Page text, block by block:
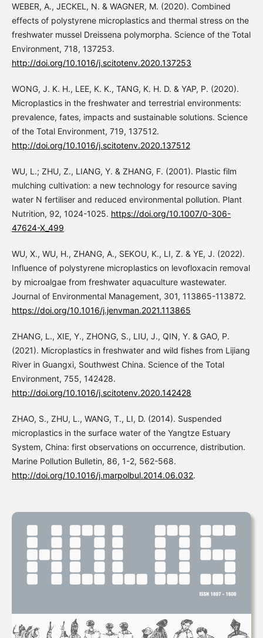
WEBER, A., JECKEL, N. & WAGNER, M. (2020). Combined
effects of polystyrene microplastics and thermal stress on the
freshwater mussel Dreissena polymorpha. Science of the Total
Environment, 718, 137253.
http://doi.org/10.1016/j.scitotenv.2020.137253
WONG, J. K. H., LEE, K. K., TANG, K. H. D. & YAP, P. (2020).
Microplastics in the freshwater and terrestrial environments:
prevalence, fates, impacts and sustainable solutions. Science
of the Total Environment, 719, 137512.
http://doi.org/10.1016/j.scitotenv.2020.137512
WU, L.; ZHU, Z., LIANG, Y. & ZHANG, F. (2001). Plastic film
mulching cultivation: a new technology for resource saving
water N fertiliser and reduced environmental pollution. Plant
Nutrition, 92, 1024-1025. https://doi.org/10.1007/0-306-
47624-X_499
WU, X., WU, H., ZHANG, A., SEKOU, K., LI, Z. & YE, J. (2022).
Influence of polystyrene microplastics on levofloxacin removal
by microalgae from freshwater aquaculture wastewater.
Journal of Environmental Management, 301, 113865-113872.
https://doi.org/10.1016/j.jenvman.2021.113865
ZHANG, L., XIE, Y., ZHONG, S., LIU, J., QIN, Y. & GAO, P.
(2021). Microplastics in freshwater and wild fishes from Lijiang
River in Guangxi, Southwest China. Science of the Total
Environment, 755, 142428.
http://doi.org/10.1016/j.scitotenv.2020.142428
ZHAO, S., ZHU, L., WANG, T., LI, D. (2014). Suspended
microplastics in the surface water of the Yangtze Estuary
System, China: first observations on occurrence, distribution.
Marine Pollution Bulletin, 86, 1-2, 562-568.
http://doi.org/10.1016/j.marpolbul.2014.06.032.